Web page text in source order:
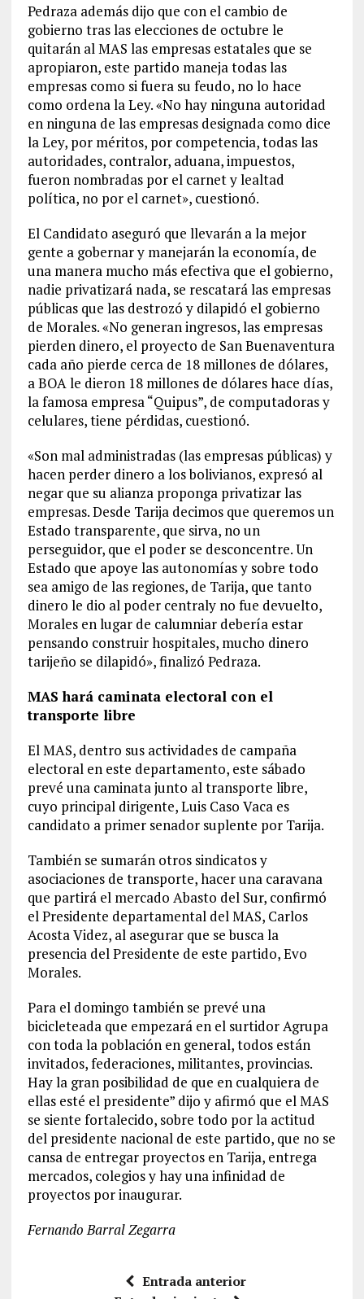
Pedraza además dijo que con el cambio de
gobierno tras las elecciones de octubre le
quitarán al MAS las empresas estatales que se
apropiaron, este partido maneja todas las
empresas como si fuera su feudo, no lo hace
como ordena la Ley. «No hay ninguna autoridad
en ninguna de las empresas designada como dice
la Ley, por méritos, por competencia, todas las
autoridades, contralor, aduana, impuestos,
fueron nombradas por el carnet y lealtad
política, no por el carnet», cuestionó.
El Candidato aseguró que llevarán a la mejor
gente a gobernar y manejarán la economía, de
una manera mucho más efectiva que el gobierno,
nadie privatizará nada, se rescatará las empresas
públicas que las destrozó y dilapidó el gobierno
de Morales. «No generan ingresos, las empresas
pierden dinero, el proyecto de San Buenaventura
cada año pierde cerca de 18 millones de dólares,
a BOA le dieron 18 millones de dólares hace días,
la famosa empresa “Quipus”, de computadoras y
celulares, tiene pérdidas, cuestionó.
«Son mal administradas (las empresas públicas) y
hacen perder dinero a los bolivianos, expresó al
negar que su alianza proponga privatizar las
empresas. Desde Tarija decimos que queremos un
Estado transparente, que sirva, no un
perseguidor, que el poder se desconcentre. Un
Estado que apoye las autonomías y sobre todo
sea amigo de las regiones, de Tarija, que tanto
dinero le dio al poder centraly no fue devuelto,
Morales en lugar de calumniar debería estar
pensando construir hospitales, mucho dinero
tarijeño se dilapidó», finalizó Pedraza.
MAS hará caminata electoral con el
transporte libre
El MAS, dentro sus actividades de campaña
electoral en este departamento, este sábado
prevé una caminata junto al transporte libre,
cuyo principal dirigente, Luis Caso Vaca es
candidato a primer senador suplente por Tarija.
También se sumarán otros sindicatos y
asociaciones de transporte, hacer una caravana
que partirá el mercado Abasto del Sur, confirmó
el Presidente departamental del MAS, Carlos
Acosta Videz, al asegurar que se busca la
presencia del Presidente de este partido, Evo
Morales.
Para el domingo también se prevé una
bicicleteada que empezará en el surtidor Agrupa
con toda la población en general, todos están
invitados, federaciones, militantes, provincias.
Hay la gran posibilidad de que en cualquiera de
ellas esté el presidente” dijo y afirmó que el MAS
se siente fortalecido, sobre todo por la actitud
del presidente nacional de este partido, que no se
cansa de entregar proyectos en Tarija, entrega
mercados, colegios y hay una infinidad de
proyectos por inaugurar.
Fernando Barral Zegarra
Entrada anterior